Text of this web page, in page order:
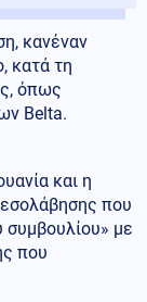
κανέναν
κατά τη
όπως
Belta.
και η
που
με
που